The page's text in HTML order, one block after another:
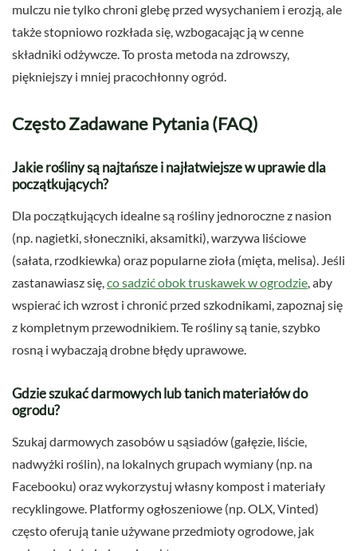
mulczu nie tylko chroni glebę przed wysychaniem i erozją, ale
także stopniowo rozkłada się, wzbogacając ją w cenne
składniki odżywcze. To prosta metoda na zdrowszy,
piękniejszy i mniej pracochłonny ogród.
Często Zadawane Pytania (FAQ)
Jakie rośliny są najtańsze i najłatwiejsze w uprawie dla
początkujących?
Dla początkujących idealne są rośliny jednoroczne z nasion
(np. nagietki, słoneczniki, aksamitki), warzywa liściowe
(sałata, rzodkiewka) oraz popularne zioła (mięta, melisa). Jeśli
zastanawiasz się, co sadzić obok truskawek w ogrodzie , aby
wspierać ich wzrost i chronić przed szkodnikami, zapoznaj się
z kompletnym przewodnikiem. Te rośliny są tanie, szybko
rosną i wybaczają drobne błędy uprawowe.
Gdzie szukać darmowych lub tanich materiałów do
ogrodu?
Szukaj darmowych zasobów u sąsiadów (gałęzie, liście,
nadwyżki roślin), na lokalnych grupach wymiany (np. na
Facebooku) oraz wykorzystuj własny kompost i materiały
recyklingowe. Platformy ogłoszeniowe (np. OLX, Vinted)
często oferują tanie używane przedmioty ogrodowe, jak